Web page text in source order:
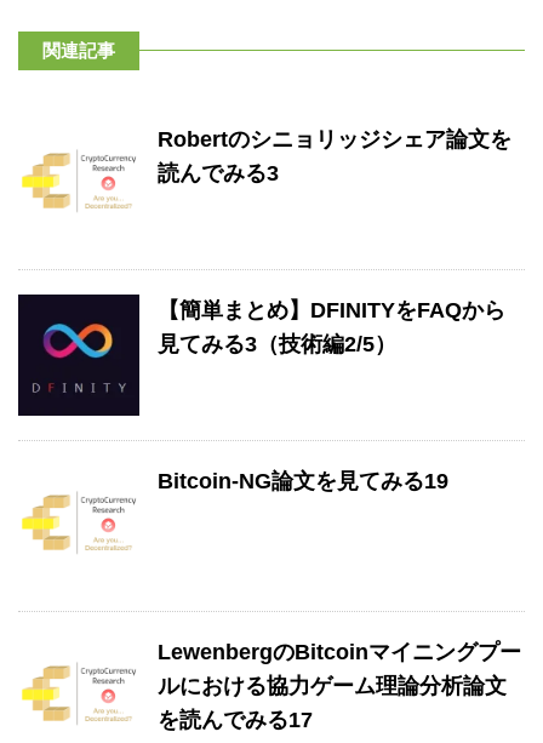
関連記事
Robertのシニョリッジシェア論文を
読んでみる3
【簡単まとめ】DFINITYをFAQから
見てみる3（技術編2/5）
Bitcoin-NG論文を見てみる19
LewenbergのBitcoinマイニングプー
ルにおける協力ゲーム理論分析論文
を読んでみる17